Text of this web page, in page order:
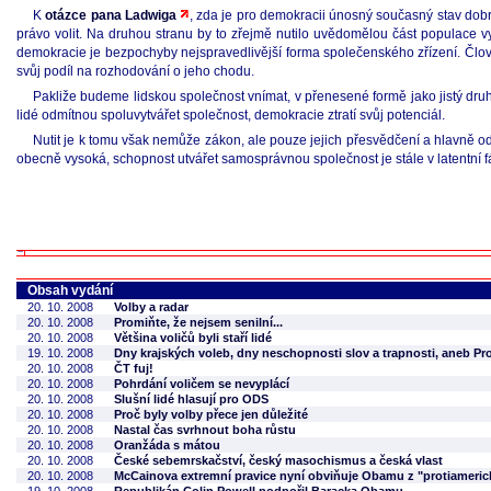
Kotázce pana Ladwiga
, zda je pro demokracii únosný současný stav
právo volit. Na druhou stranu by to zřejmě nutilo uvědomělou část populace
demokracie je bezpochyby nejspravedlivější forma společenského zřízení.
svůj podíl na rozhodování o jeho chodu.
Pakliže budeme lidskou společnost vnímat, v přenesené formě jako jistý
lidé odmítnou spoluvytvářet společnost, demokracie ztratí svůj potenciál.
Nutit je k tomu však nemůže zákon, ale pouze jejich přesvědčení a hlavně
obecně vysoká, schopnost utvářet samosprávnou společnost je stále v
Obsah vydání
20. 10. 2008
Volby a radar
20. 10. 2008
Promiňte, že nejsem senilní...
20. 10. 2008
Většina voličů byli staří lidé
19. 10. 2008
Dny krajských voleb, dny neschopnosti slov a trapnosti, aneb
20. 10. 2008
ČT fuj!
20. 10. 2008
Pohrdání voličem se nevyplácí
20. 10. 2008
Slušní lidé hlasují pro ODS
20. 10. 2008
Proč byly volby přece jen důležité
20. 10. 2008
Nastal čas svrhnout boha růstu
20. 10. 2008
Oranžáda s mátou
20. 10. 2008
České sebemrskačství, český masochismus a česká vlast
20. 10. 2008
McCainova extremní pravice nyní obviňuje Obamu z